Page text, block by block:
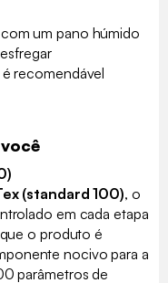
um pano húmido
recomendável
(standard 100), o
em cada etapa
o produto é
nocivo para a
parâmetros de